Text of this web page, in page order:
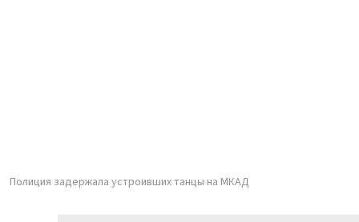
Полиция задержала устроивших танцы на МКАД